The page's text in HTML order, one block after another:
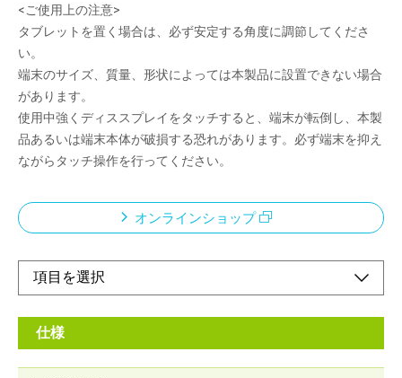
<ご使用上の注意>
タブレットを置く場合は、必ず安定する角度に調節してくださ
い。
端末のサイズ、質量、形状によっては本製品に設置できない場合
があります。
使用中強くディススプレイをタッチすると、端末が転倒し、本製
品あるいは端末本体が破損する恐れがあります。必ず端末を抑え
ながらタッチ操作を行ってください。
オンラインショップ
仕様